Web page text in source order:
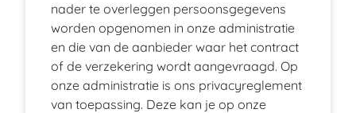
nader te overleggen persoonsgegevens
worden opgenomen in onze administratie
en die van de aanbieder waar het contract
of de verzekering wordt aangevraagd. Op
onze administratie is ons privacyreglement
van toepassing. Deze kan je op onze